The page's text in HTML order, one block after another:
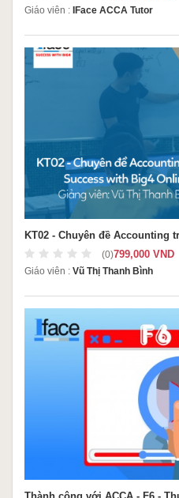
Giáo viên : IFace ACCA Tutor
KT02 - Chuyên đề Accounting
(0)799,000 VND
Giáo viên : Vũ Thị Thanh Bình